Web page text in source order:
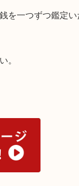
古銭でも状況に
い。